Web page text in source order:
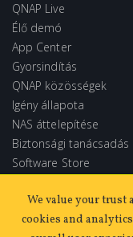
QNAP Live
Élő demó
App Center
Gyorsindítás
QNAP közösségek
Igény állapota
NAS áttelepítése
Biztonsági tanácsadás
Software Store
We value your trust
cookies and